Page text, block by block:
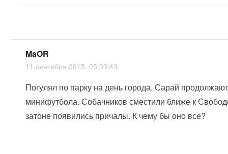
MaOR
11 сентября 2015, 05:03:43
Погулял по парку на день города. Сарай
минифутбола. Собачников сместили ближе к
затоне появились причалы. К чему бы оно все?